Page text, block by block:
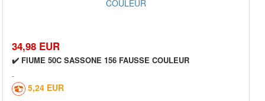
34,98 EUR
✔️ FIUME 50C SASSONE 156 FAUSSE COULEUR
5,24 EUR